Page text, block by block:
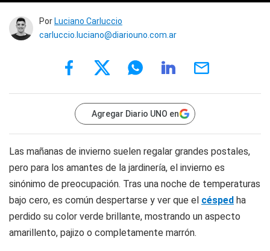
Por Luciano Carluccio
carluccio.luciano@diariouno.com.ar
Agregar Diario UNO en
Las mañanas de invierno suelen regalar grandes postales,
pero para los amantes de la jardinería, el invierno es
sinónimo de preocupación. Tras una noche de temperaturas
bajo cero, es común despertarse y ver que el césped ha
perdido su color verde brillante, mostrando un aspecto
amarillento, pajizo o completamente marrón.